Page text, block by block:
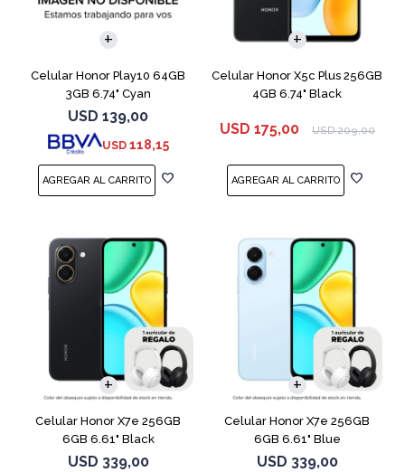
Celular Honor Play10 64GB
3GB 6.74" Cyan
USD 139,00
USD 118,15
COMPARAR
Celular Honor X5c Plus 256GB
4GB 6.74" Black
USD 175,00 USD 209,00
COMPARAR
Celular Honor X7e 256GB
6GB 6.61" Black
USD 339,00
COMPARAR
Celular Honor X7e 256GB
6GB 6.61" Blue
USD 339,00
COMPARAR